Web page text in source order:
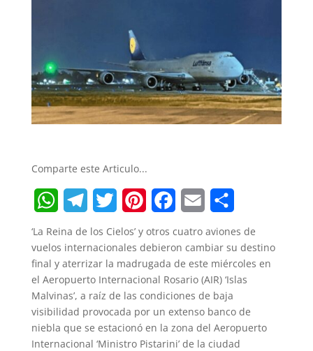
Comparte este Articulo...
h
a
t
s
A
e
l
e
g
r
w
i
t
t
e
P
i
n
t
e
r
a
c
e
b
o
m
a
i
l
h
a
r
e
‘La Reina de los Cielos’ y otros cuatro aviones de
vuelos internacionales debieron cambiar su destino
final y aterrizar la madrugada de este miércoles en
el Aeropuerto Internacional Rosario (AIR) ‘Islas
Malvinas’, a raíz de las condiciones de baja
visibilidad provocada por un extenso banco de
niebla que se estacionó en la zona del Aeropuerto
Internacional ‘Ministro Pistarini’ de la ciudad